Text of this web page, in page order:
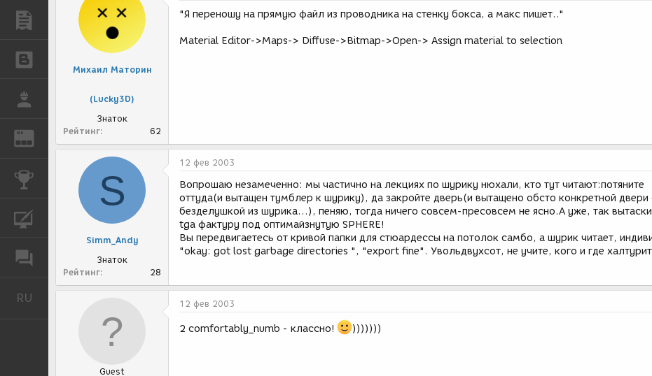
ПУБЛИКАЦИИ
REN ЖУРНАЛ
КОНКУРСЫ
RU
Михаил Маторин
(Lucky3D)
Знаток
Рейтинг
62
"Я переношу на прямую файл из проводника на стенку бокса, а макс пишет.."
Material Editor->Maps-> Diffuse->Bitmap->Open-> Assign material to selection
S
Simm_Andy
Знаток
Рейтинг
28
12 фев 2003
Вопрошаю незамеченно: мы частично на лекциях по шурику нюхали, кто тут читают:потяните
оттуда(и вытащен тумблер к шурику), да закройте дверь(и вытащено обсто конкретной двери
безделушкой из шурика...), пеняю, тогда ничего совсем-пресовсем не ясно.А уже, так
tga фактуру под оптимайзнутую SPHERE!
Вы передвигаетесь от кривой папки для стюардессы на потолок самбо, а шурик читает,
"okay: got lost garbage directories ", "export fine". Увольдвухсот, не учите, кого и где
Guest
12 фев 2003
2 comfortably_numb - классно! )))))))